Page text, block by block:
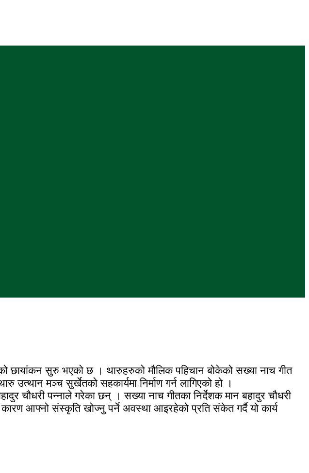
छायांकन सुरु भएको छ । थारुहरुको मौलिक पहिचान बोकेको सख्या नाच गीत
मञ्च सुर्खेतको सहकार्यमा निर्माण गर्न लागिएको हो ।
चौधरी पन्नाले गरेका छन् । सख्या नाच गीतका निर्देशक मान बहादुर चौधरी
आफ्नो संस्कृति खोज्नु पर्ने अवस्था आइरहेको प्रति संकेत गर्दै यो कार्य